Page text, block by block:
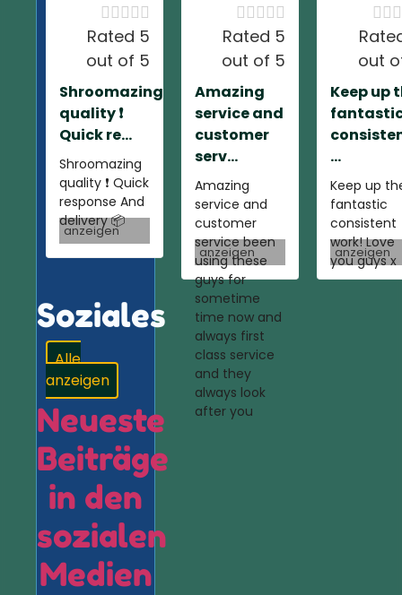

Rated 5
out of 5
Shroomazing
quality ❗️
Quick re...
Shroomazing
quality ❗️ Quick
response And
delivery 📦
anzeigen

Rated 5
out of 5
Amazing
service and
customer
serv...
Amazing
service and
customer
service been
using these
guys for
sometime
time now and
always first
class service
and they
always look
after you
anzeigen

out
Keep up
...
Keep up
fantastic
consistent
work! Love
you guys x
anzeigen
Soziales
Alle
anzeigen
Neueste
Beiträge
in den
sozialen
Medien